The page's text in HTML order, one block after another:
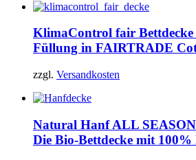
KlimaControl fair
Füllung in FAIRTRADE
zzgl. Versandkosten
Natural Hanf ALL SEASON
Die Bio-Bettdecke mit